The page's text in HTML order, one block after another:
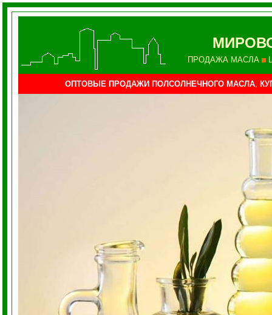
ПРОДАЖА МАСЛА
ОПТОВЫЕ ПРОДАЖИ ПОЛСОЛНЕЧНОГО МАСЛА,